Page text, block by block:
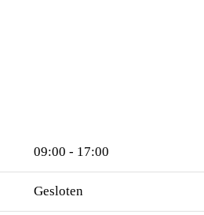
09:00 - 17:00
Gesloten